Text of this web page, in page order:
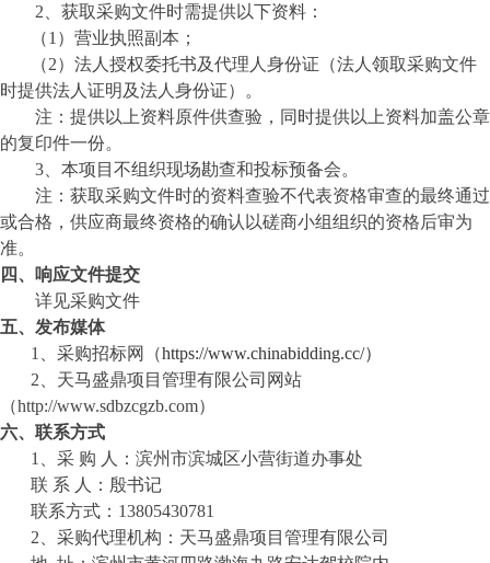
2、获取采购文件时需提供以下资料：
（1）营业执照副本；
（2）法人授权委托书及代理人身份证（法人领取采购文件
时提供法人证明及法人身份证）
。
注：提供以上资料原件供查验，同时提供以上资料加盖公章
的复印件一份。
3、本项目不组织现场勘查和投标预备会。
注：获取采购文件时的资料查验不代表资格审查的最终通过
或合格，供应商最终资格的确认以磋商小组组织的资格后审为
准。
四、响应文件提交
详见采购文件
五、发布媒体
1、采购招标网（https://www.chinabidding.cc/）
2、 天马盛鼎项目管理有限公司网站
（http://www.sdbzcgzb.com）
六、联系方式
1、采 购 人： 滨州市滨城区小营街道办事处
联 系 人： 殷书记
联系方式： 13805430781
2、采购代理机构： 天马盛鼎项目管理有限公司